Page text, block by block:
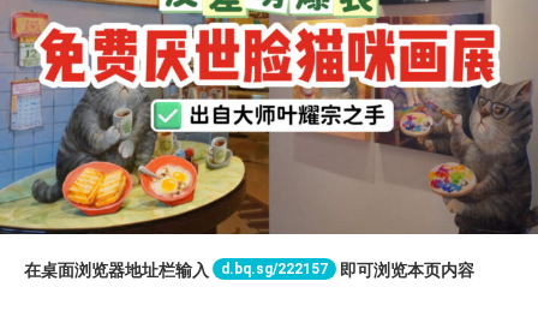
在桌面浏览器地址栏输入 d.bq.sg/222157 即可浏览本页内容